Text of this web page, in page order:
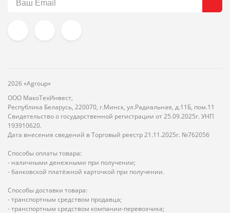
2026 «Agroup»
ООО МакоТехИнвест,
Республика Беларусь, 220070, г.Минск, ул.Радиальная, д.11Б, пом.11
Свидетельство о государственной регистрации от 25.09.2025г. УНП
193910620.
Дата внесения сведений в Торговый реестр 21.11.2025г. №762056
Способы оплаты товара:
- наличными денежными при получении;
- банковской платёжной карточкой при получении.
Способы доставки товара:
- транспортным средством продавца;
- транспортным средством компании-перевозчика;